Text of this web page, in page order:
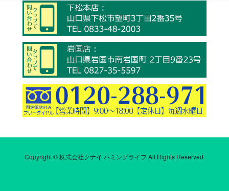
Copyright © 株式会社クナイ ハミングライフ All Rights Reserved.